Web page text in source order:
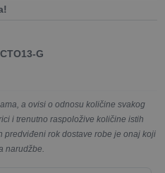
G
a ovisi o odnosu količine svakog
i trenutno raspoložive količine istih
predviđeni rok dostave robe je onaj koji
narudžbe.